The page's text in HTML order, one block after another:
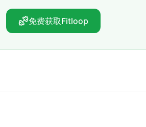
免费获取Fitloop